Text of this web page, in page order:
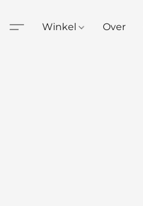
Winkel Over